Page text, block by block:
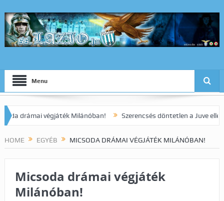
Menu
végjáték Milánóban! Szerencsés döntetlen a Juve elleni
HOME EGYÉB MICSODA DRÁMAI VÉGJÁTÉK MILÁNÓBAN!
Micsoda drámai végjáték
Milánóban!